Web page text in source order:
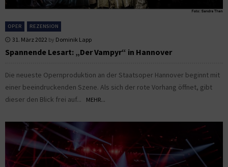
OPER REZENSION
31. März 2022 by Dominik Lapp
Spannende Lesart: „Der Vampyr“ in Hannover
Die neueste Opernproduktion an der Staatsoper Hannover beginnt mit
einer beeindruckenden Szene. Als sich der rote Vorhang öffnet, gibt
dieser den Blick frei auf...
MEHR...